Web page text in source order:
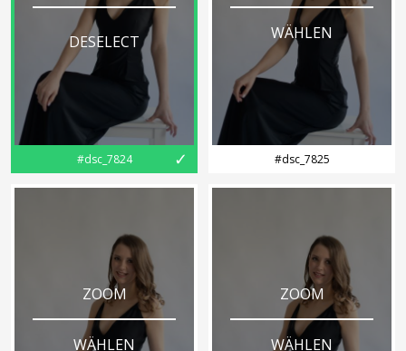
DESELECT
✓
#dsc_7824
WÄHLEN
#dsc_7825
ZOOM
WÄHLEN
ZOOM
WÄHLEN